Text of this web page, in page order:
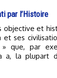
par l’Histoire
et ses
que, par
a, la plupart